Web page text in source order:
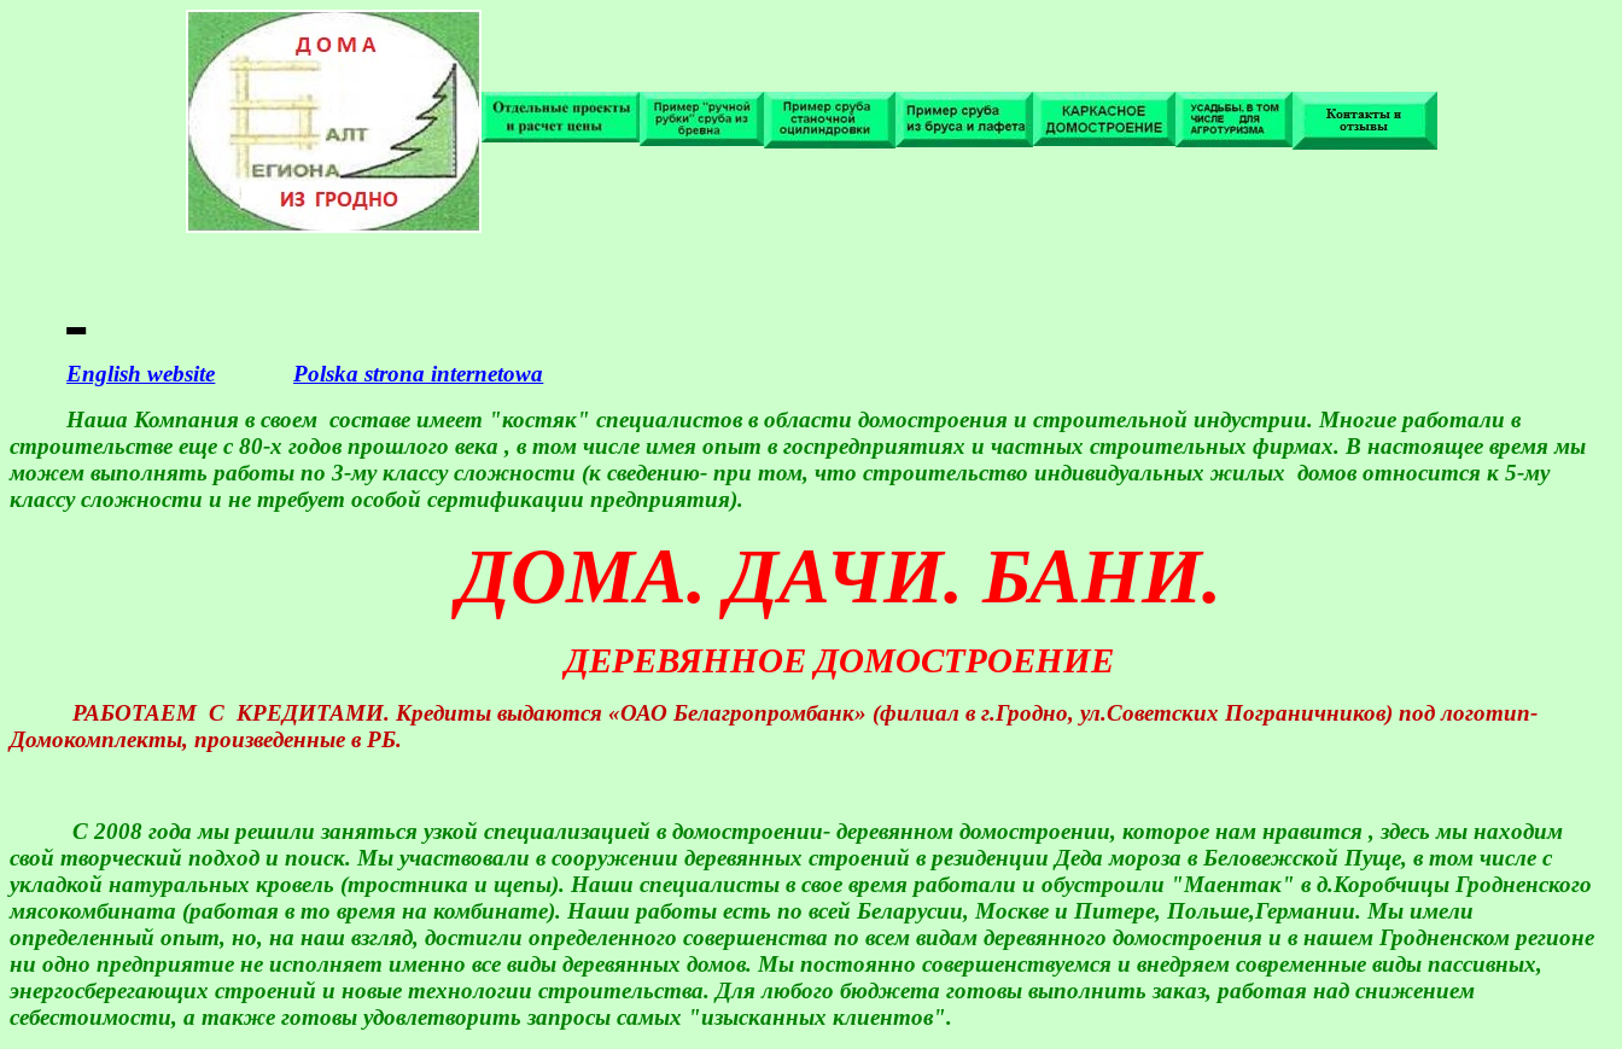
English website Polska strona internetowa
Наша Компания в своем составе имеет "костяк" специалистов в области домостроения и строительной индустрии. Многие работали в
строительстве еще с 80-х годов прошлого века , в том числе имея опыт в госпредприятиях и частных строительных фирмах. В настоящее время мы
можем выполнять работы по 3-му классу сложности (к сведению- при том, что строительство индивидуальных жилых домов относится к 5-му
классу сложности и не требует особой сертификации предприятия).
ДОМА. ДАЧИ. БАНИ.
ДЕРЕВЯННОЕ ДОМОСТРОЕНИЕ
РАБОТАЕМ С КРЕДИТАМИ. Кредиты выдаются «ОАО Белагропромбанк» (филиал в г.Гродно, ул.Советских Пограничников) под логотип-
Домокомплекты, произведенные в РБ.
С 2008 года мы решили заняться узкой специализацией в домостроении- деревянном домостроении, которое нам нравится , здесь мы находим
свой творческий подход и поиск. Мы участвовали в сооружении деревянных строений в резиденции Деда мороза в Беловежской Пуще, в том числе с
укладкой натуральных кровель (тростника и щепы). Наши специалисты в свое время работали и обустроили "Маентак" в д.Коробчицы Гродненского
мясокомбината (работая в то время на комбинате). Наши работы есть по всей Беларусии, Москве и Питере, Польше,Германии. Мы имели
определенный опыт, но, на наш взгляд, достигли определенного совершенства по всем видам деревянного домостроения и в нашем Гродненском регионе
ни одно предприятие не исполняет именно все виды деревянных домов. Мы постоянно совершенствуемся и внедряем современные виды пассивных,
энергосберегающих строений и новые технологии строительства. Для любого бюджета готовы выполнить заказ, работая над снижением
себестоимости, а также готовы удовлетворить запросы самых "изысканных клиентов".